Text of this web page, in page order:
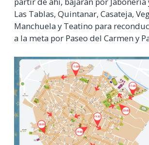
Las Tablas, Quintanar, Casateja,
Manchuela y Teatino para
a la meta por Paseo del Carmen y